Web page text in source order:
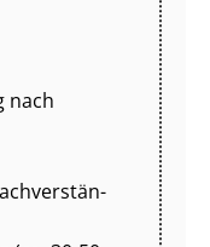
nach